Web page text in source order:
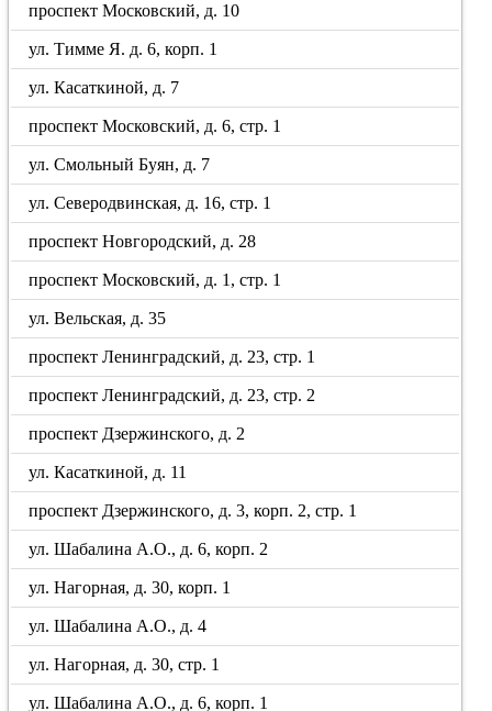
проспект Московский, д. 10
ул. Тимме Я. д. 6, корп. 1
ул. Касаткиной, д. 7
проспект Московский, д. 6, стр. 1
ул. Смольный Буян, д. 7
ул. Северодвинская, д. 16, стр. 1
проспект Новгородский, д. 28
проспект Московский, д. 1, стр. 1
ул. Вельская, д. 35
проспект Ленинградский, д. 23, стр. 1
проспект Ленинградский, д. 23, стр. 2
проспект Дзержинского, д. 2
ул. Касаткиной, д. 11
проспект Дзержинского, д. 3, корп. 2, стр. 1
ул. Шабалина А.О., д. 6, корп. 2
ул. Нагорная, д. 30, корп. 1
ул. Шабалина А.О., д. 4
ул. Нагорная, д. 30, стр. 1
ул. Шабалина А.О., д. 6, корп. 1